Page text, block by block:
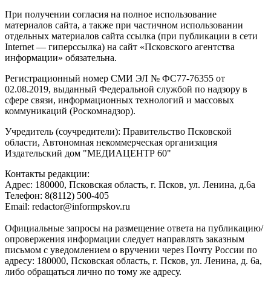
При получении согласия на полное использование
материалов сайта, а также при частичном использовании
отдельных материалов сайта ссылка (при публикации в сети
Internet — гиперссылка) на сайт «Псковского агентства
информации» обязательна.
Регистрационный номер СМИ ЭЛ № ФС77-76355 от
02.08.2019, выданный Федеральной службой по надзору в
сфере связи, информационных технологий и массовых
коммуникаций (Роскомнадзор).
Учредитель (соучредители): Правительство Псковской
области, Автономная некоммерческая организация
Издательский дом "МЕДИАЦЕНТР 60"
Контакты редакции:
Адреc: 180000, Псковская область, г. Псков, ул. Ленина, д.6а
Телефон: 8(8112) 500-405
Email: redactor@informpskov.ru
Официальные запросы на размещение ответа на публикацию/
опровержения информации следует направлять заказным
письмом с уведомлением о вручении через Почту России по
адресу: 180000, Псковская область, г. Псков, ул. Ленина, д. 6а,
либо обращаться лично по тому же адресу.